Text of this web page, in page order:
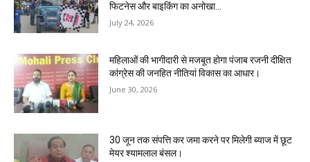
फिटनेस और बाइकिंग का अनोखा...
July 24, 2026
महिलाओं की भागीदारी से मजबूत होगा पंजाब रजनी दीक्षित
कांग्रेस की जनहित नीतियां विकास का आधार।
June 30, 2026
30 जून तक संपत्ति कर जमा करने पर मिलेगी ब्याज में छूट
मेयर श्यामलाल बंसल।